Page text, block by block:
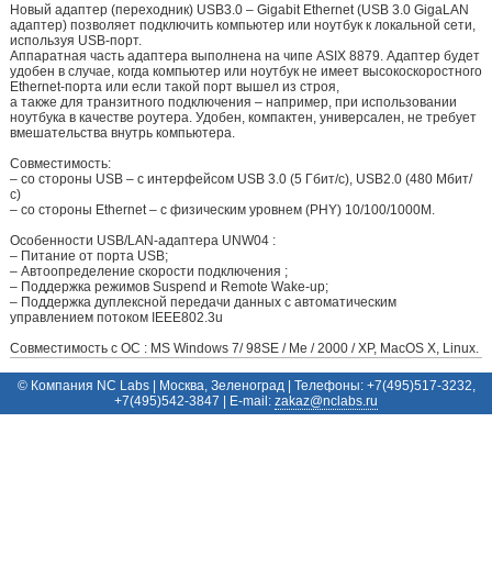
Новый адаптер (переходник) USB3.0 – Gigabit Ethernet (USB 3.0 GigaLAN
адаптер) позволяет подключить компьютер или ноутбук к локальной сети,
используя USB-порт.
Аппаратная часть адаптера выполнена на чипе ASIX 8879. Адаптер будет
удобен в случае, когда компьютер или ноутбук не имеет высокоскоростного
Ethernet-порта или если такой порт вышел из строя,
а также для транзитного подключения – например, при использовании
ноутбука в качестве роутера. Удобен, компактен, универсален, не требует
вмешательства внутрь компьютера.
Совместимость:
– со стороны USB – с интерфейсом USB 3.0 (5 Гбит/c), USB2.0 (480 Мбит/
с)
– со стороны Ethernet – с физическим уровнем (PHY) 10/100/1000M.
Особенности USB/LAN-адаптера UNW04 :
– Питание от порта USB;
– Автоопределение скорости подключения ;
– Поддержка режимов Suspend и Remote Wake-up;
– Поддержка дуплексной передачи данных с автоматическим
управлением потоком IEEE802.3u
Совместимость с ОС : MS Windows 7/ 98SE / Me / 2000 / XP, MacOS X, Linux.
© Компания NC Labs | Москва, Зеленоград | Телефоны: +7(495)517-3232,
+7(495)542-3847 | E-mail: ur.sbalcn@zakaz